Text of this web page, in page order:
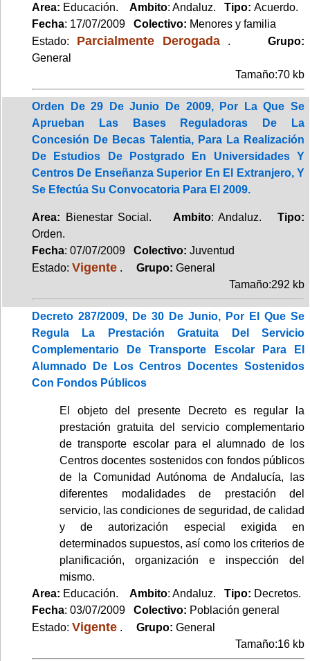
Area: Educación. Ambito: Andaluz. Tipo: Acuerdo.
Fecha: 17/07/2009 Colectivo: Menores y familia
Estado: Parcialmente Derogada.
Grupo:
General
Tamaño:70 kb
Orden De 29 De Junio De 2009, Por La Que Se
Aprueban Las Bases Reguladoras De La
Concesión De Becas Talentia, Para La Realización
De Estudios De Postgrado En Universidades Y
Centros De Enseñanza Superior En El Extranjero, Y
Se Efectúa Su Convocatoria Para El 2009.
Area: Bienestar Social. Ambito: Andaluz.Tipo:
Orden.
Fecha: 07/07/2009 Colectivo: Juventud
Estado: Vigente . Grupo: General
Tamaño:292 kb
Decreto 287/2009, De 30 De Junio, Por El Que Se
Regula La Prestación Gratuita Del Servicio
Complementario De Transporte Escolar Para El
Alumnado De Los Centros Docentes Sostenidos
Con Fondos Públicos
El objeto del presente Decreto es regular la
prestación gratuita del servicio complementario
de transporte escolar para el alumnado de los
Centros docentes sostenidos con fondos públicos
de la Comunidad Autónoma de Andalucía, las
diferentes modalidades de prestación del
servicio, las condiciones de seguridad, de calidad
y de autorización especial exigida en
determinados supuestos, así como los criterios de
planificación, organización e inspección del
mismo.
Area: Educación. Ambito: Andaluz. Tipo: Decretos.
Fecha: 03/07/2009 Colectivo: Población general
Estado: Vigente . Grupo: General
Tamaño:16 kb